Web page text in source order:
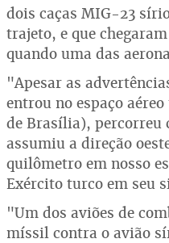
dois caças MIG-23
trajeto, e que
quando uma das
"Apesar as
entrou no espaço aéreo
de Brasília), percorreu
assumiu a direção
quilômetro em nosso
Exército turco em seu
"Um dos aviões de
míssil contra o avião